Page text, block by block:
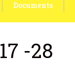
Documents
-28